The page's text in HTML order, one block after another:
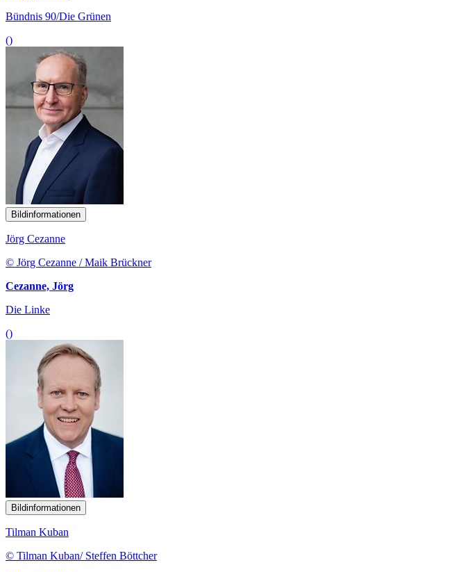
Bündnis 90/Die Grünen
()
Bildinformationen
Jörg Cezanne
© Jörg Cezanne / Maik Brückner
Cezanne, Jörg
Die Linke
()
Bildinformationen
Tilman Kuban
© Tilman Kuban/ Steffen Böttcher